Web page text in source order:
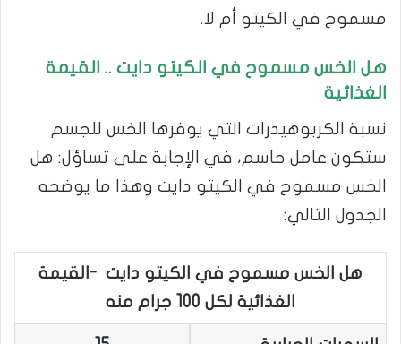
مسموح في الكيتو أم لا.
هل الخس مسموح في الكيتو دايت .. القيمة
الغذائية
نسبة الكربوهيدرات التي يوفرها الخس للجسم
ستكون عامل حاسم، في الإجابة على تساؤل: هل
الخس مسموح في الكيتو دايت وهذا ما يوضحه
الجدول التالي:
هل الخس مسموح في الكيتو دايت -القيمة
الغذائية لكل 100 جرام منه